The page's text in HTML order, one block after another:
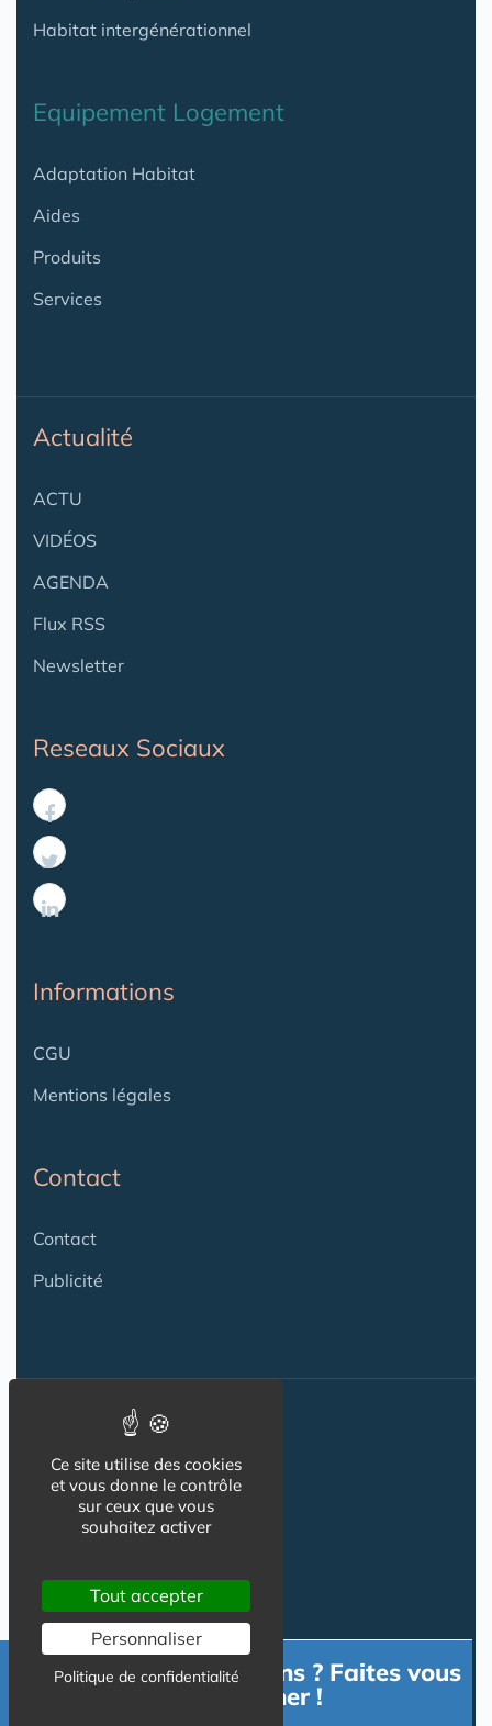
Habitat intergénérationnel
Equipement Logement
Adaptation Habitat
Aides
Produits
Services
Actualité
ACTU
VIDÉOS
AGENDA
Flux RSS
Newsletter
Reseaux Sociaux
Informations
CGU
Mentions légales
Contact
Contact
Publicité
Nos autres sites :
Capgeris.com
Emploi-formation-sante.com
Aidant.info
Creche-et-naissance.com
Besoin d'informations ? Faites vous
accompagner !
Ce site utilise des cookies
et vous donne le contrôle
sur ceux que vous
souhaitez activer
Tout accepter
Personnaliser
Politique de confidentialité